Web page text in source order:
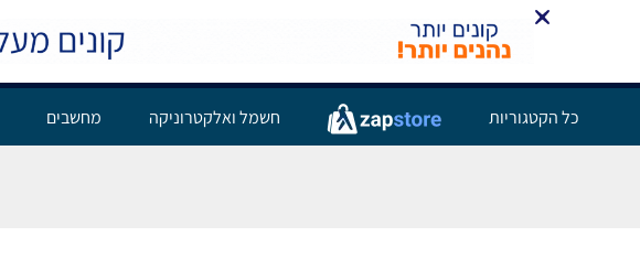
כל הקטגוריות חשמל ואלקטרוניקה מחשבים